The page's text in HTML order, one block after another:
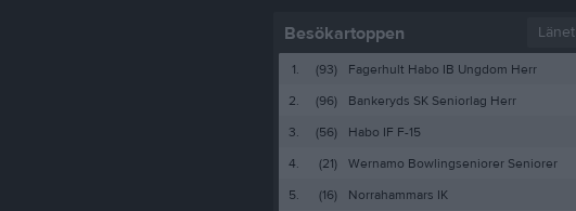
Besökartoppen Länet
1. (93)
Fagerhult Habo IB Ungdom Herr
2.
(96)
Bankeryds SK Seniorlag Herr
3.
(56)
Habo IF F-15
4.
(21)
Wernamo Bowlingseniorer Seniorer
5.
(16) Norrahammars IK